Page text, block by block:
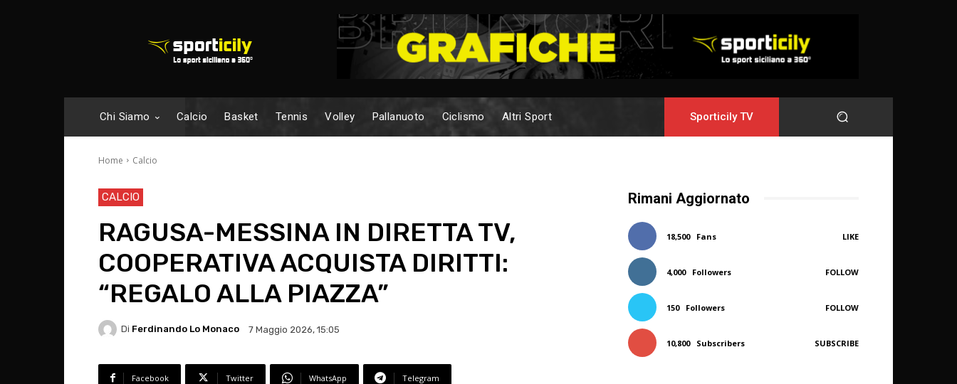
Chi Siamo Calcio Basket Tennis Volley Pallanuoto Ciclismo Altri Sport Sporticily TV
Home Calcio
CALCIO
RAGUSA-MESSINA IN DIRETTA TV,
COOPERATIVA ACQUISTA DIRITTI:
“REGALO ALLA PIAZZA”
Di Ferdinando Lo Monaco 7 Maggio 2026, 15:05
Facebook Twitter WhatsApp Telegram
Rimani Aggiornato
18,500 Fans LIKE
4,000 Followers FOLLOW
150 Followers FOLLOW
10,800 Subscribers SUBSCRIBE